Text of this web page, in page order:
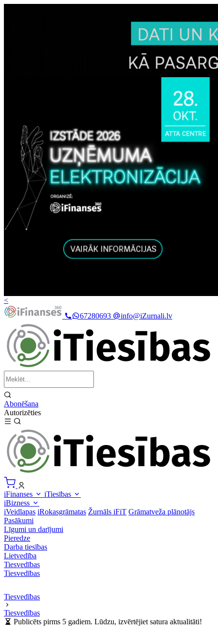
<
67280693
info@iZurnali.lv
Abonēšana
Autorizēties
iFinanses
iTiesības
iBizness
iVeidlapas iRokasgrāmatas Žurnāls iFiT Grāmatveža plānotājs
Pasākumi
Līgumi un darījumi
Pieredze
Darba tiesības
Lietvedība
Tiesvedības
Tiesvedības
Tiesvedības
Tiesvedības
Publicēts pirms 5 gadiem. Lūdzu, izvērtējiet satura aktualitāti!